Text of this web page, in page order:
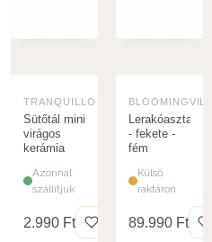
TRANQUILLO
Sütőtál mini
virágos
kerámia
Azonnal
szállítjuk
2.990 Ft
Lerakóasztal
- fekete -
fém
Külső
raktáron
89.990 Ft